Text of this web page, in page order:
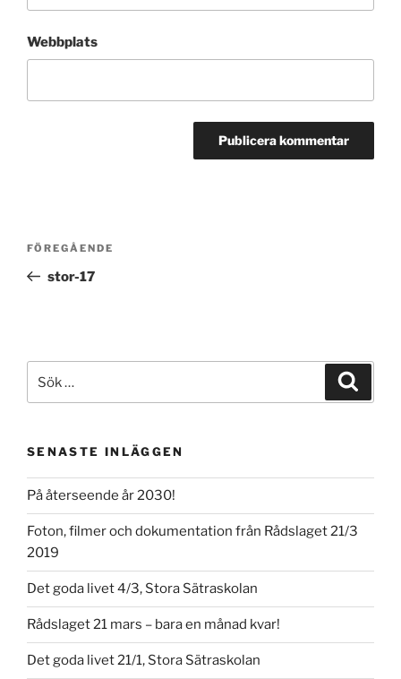
Webbplats
Inläggsnavigering
Föregående
inlägg
FÖREGÅENDE
stor-17
efter:
SENASTE INLÄGGEN
På återseende år 2030!
Foton, filmer och dokumentation från Rådslaget 21/3
2019
Det goda livet 4/3, Stora Sätraskolan
Rådslaget 21 mars – bara en månad kvar!
Det goda livet 21/1, Stora Sätraskolan